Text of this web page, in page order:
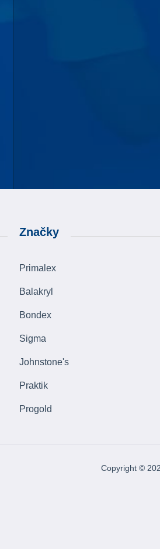
Značky
Primalex
Balakryl
Bondex
Sigma
Johnstone's
Praktik
Progold
Copyright ©